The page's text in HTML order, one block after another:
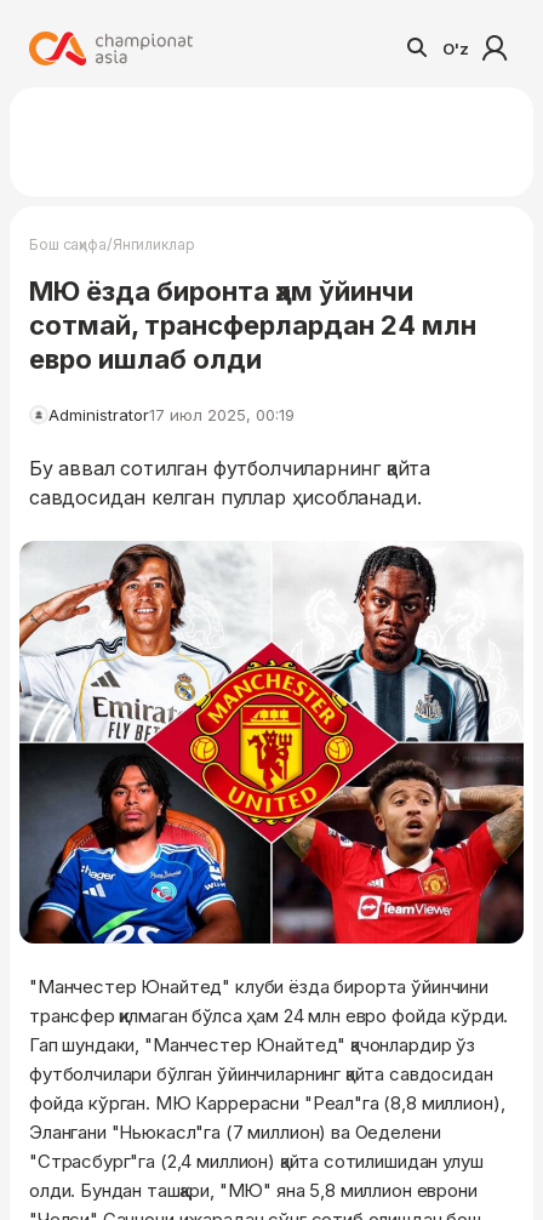
O'z
Бош саҳифа/Янгиликлар
МЮ ёзда биронта ҳам ўйинчи
сотмай, трансферлардан 24 млн
евро ишлаб олди
Administrator17 июл 2025, 00:19
Бу аввал сотилган футболчиларнинг қайта
савдосидан келган пуллар ҳисобланади.
"Манчестер Юнайтед" клуби ёзда бирорта ўйинчини
трансфер қилмаган бўлса ҳам 24 млн евро фойда кўрди.
Гап шундаки, "Манчестер Юнайтед" қачонлардир ўз
футболчилари бўлган ўйинчиларнинг қайта савдосидан
фойда кўрган. МЮ Каррерасни "Реал"га (8,8 миллион),
Элангани "Ньюкасл"га (7 миллион) ва Оеделени
"Страсбург"га (2,4 миллион) қайта сотилишидан улуш
олди. Бундан ташқари, "МЮ" яна 5,8 миллион еврони